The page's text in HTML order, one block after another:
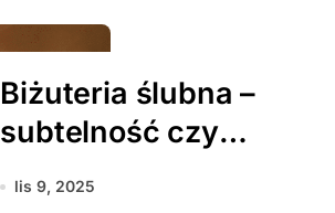
Biżuteria ślubna –
subtelność czy
przepych?
lis 9, 2025